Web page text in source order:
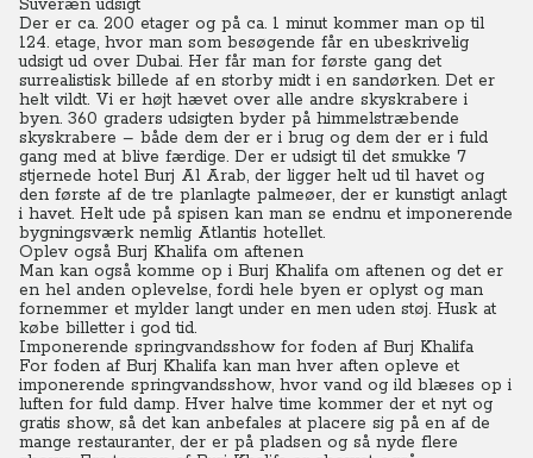
Suveræn udsigt
Der er ca. 200 etager og på ca. 1 minut kommer man op til
124. etage, hvor man som besøgende får en ubeskrivelig
udsigt ud over Dubai. Her får man for første gang det
surrealistisk billede af en storby midt i en sandørken. Det er
helt vildt. Vi er højt hævet over alle andre skyskrabere i
byen. 360 graders udsigten byder på himmelstræbende
skyskrabere – både dem der er i brug og dem der er i fuld
gang med at blive færdige. Der er udsigt til det smukke 7
stjernede hotel Burj Al Arab, der ligger helt ud til havet og
den første af de tre planlagte palmeøer, der er kunstigt anlagt
i havet. Helt ude på spisen kan man se endnu et imponerende
bygningsværk nemlig Atlantis hotellet.
Oplev også Burj Khalifa om aftenen
Man kan også komme op i Burj Khalifa om aftenen og det er
en hel anden oplevelse, fordi hele byen er oplyst og man
fornemmer et mylder langt under en men uden støj. Husk at
købe billetter i god tid.
Imponerende springvandsshow for foden af Burj Khalifa
For foden af Burj Khalifa kan man hver aften opleve et
imponerende springvandsshow, hvor vand og ild blæses op i
luften for fuld damp. Hver halve time kommer der et nyt og
gratis show, så det kan anbefales at placere sig på en af de
mange restauranter, der er på pladsen og så nyde flere